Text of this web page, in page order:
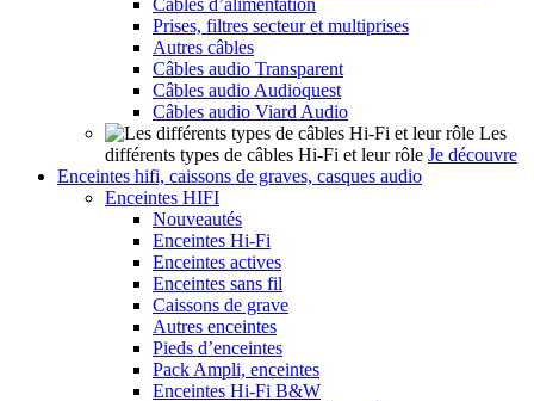
Prises, filtres secteur et multiprises
Autres câbles
Câbles audio Transparent
Câbles audio Audioquest
Câbles audio Viard Audio
Les
différents types de câbles Hi-Fi et leur rôle Je découvre
Enceintes hifi, caissons de graves, casques audio
Enceintes HIFI
Nouveautés
Enceintes Hi-Fi
Enceintes actives
Enceintes sans fil
Caissons de grave
Autres enceintes
Pieds d’enceintes
Pack Ampli, enceintes
Enceintes Hi-Fi B&W